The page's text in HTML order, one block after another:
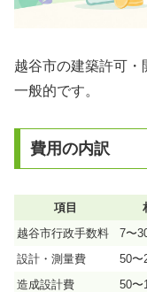
越谷市の建築許可・
一般的です。
費用の内訳
項目
越谷市行政手数料
7〜
設計・測量費
50〜
造成設計費
50〜